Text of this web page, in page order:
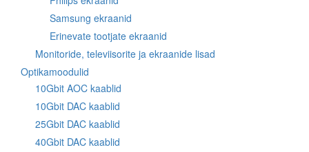
Samsung ekraanid
Erinevate tootjate ekraanid
Monitoride, televiisorite ja ekraanide lisad
Optikamoodulid
10Gbit AOC kaablid
10Gbit DAC kaablid
25Gbit DAC kaablid
40Gbit DAC kaablid